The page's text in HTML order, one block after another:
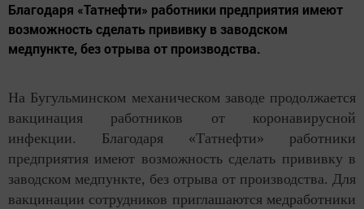
Благодаря «Татнефти» работники предприятия имеют
возможность сделать прививку в заводском
медпункте, без отрыва от производства.
На Бугульминском механическом заводе продолжается
вакцинация работников от коронавирусной
инфекции. Благодаря «Татнефти» работники
предприятия имеют возможность сделать прививку в
заводском медпункте, без отрыва от производства. Для
вакцинации сотрудников приглашаются медработники